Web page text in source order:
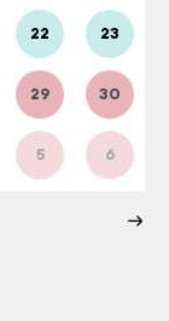
22 23
29 30
5 6